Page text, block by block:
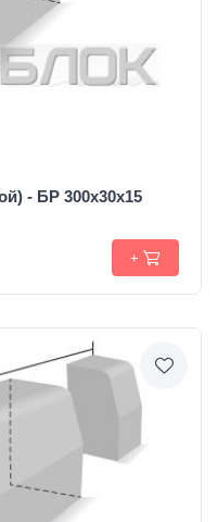
- БР 300х30х15
+